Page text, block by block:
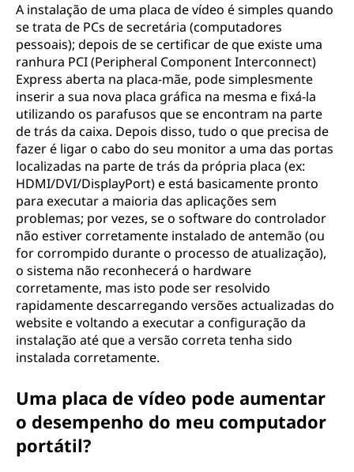
A instalação de uma placa de vídeo é simples quando
se trata de PCs de secretária (computadores
pessoais); depois de se certificar de que existe uma
ranhura PCI (Peripheral Component Interconnect)
Express aberta na placa-mãe, pode simplesmente
inserir a sua nova placa gráfica na mesma e fixá-la
utilizando os parafusos que se encontram na parte
de trás da caixa. Depois disso, tudo o que precisa de
fazer é ligar o cabo do seu monitor a uma das portas
localizadas na parte de trás da própria placa (ex:
HDMI/DVI/DisplayPort) e está basicamente pronto
para executar a maioria das aplicações sem
problemas; por vezes, se o software do controlador
não estiver corretamente instalado de antemão (ou
for corrompido durante o processo de atualização),
o sistema não reconhecerá o hardware
corretamente, mas isto pode ser resolvido
rapidamente descarregando versões actualizadas do
website e voltando a executar a configuração da
instalação até que a versão correta tenha sido
instalada corretamente.
Uma placa de vídeo pode aumentar
o desempenho do meu computador
portátil?